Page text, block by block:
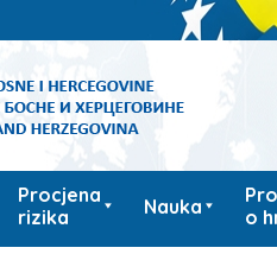
Procjena
rizika
Nauka
o